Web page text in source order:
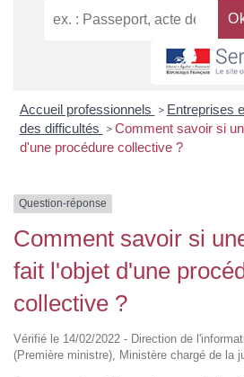
Accueil professionnels > Entreprises
des difficultés > Comment savoir si
d'une procédure collective ?
Question-réponse
Comment savoir si
fait l'objet d'une
collective ?
Vérifié le 14/02/2022 - Direction de
(Première ministre), Ministère chargé de la